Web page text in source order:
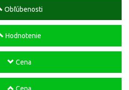
Obľúbenosti
Hodnotenie
Cena